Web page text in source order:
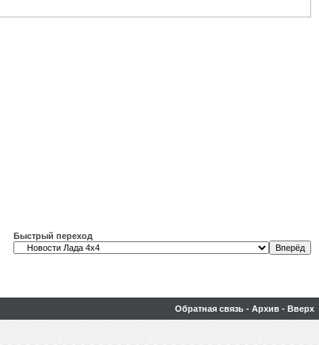
Быстрый переход
Обратная связь - Архив - Вверх